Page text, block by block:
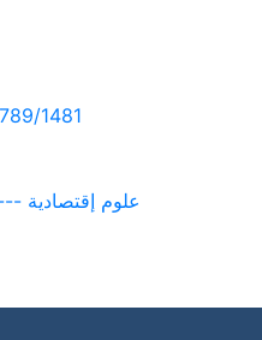
1481
- [ VRPG-Doc-Sc] Sciences économiques --- علوم إقتصادية